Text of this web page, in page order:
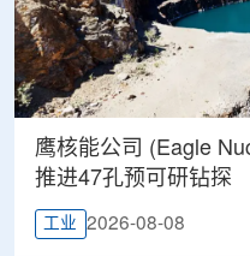
鹰核能公司 (Eagle
推进47孔预可研钻探
工业 2026-08-08